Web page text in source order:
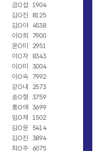
금O섭
1904
김O진
8125
김O아
4538
이O희
7900
윤O미
2951
이O자
8343
이O미
3004
이O숙
7992
강O내
2573
송O형 3759
홍O애 3699
임O재
1502
김O윤
5414
김O진 3894
최O주
6075